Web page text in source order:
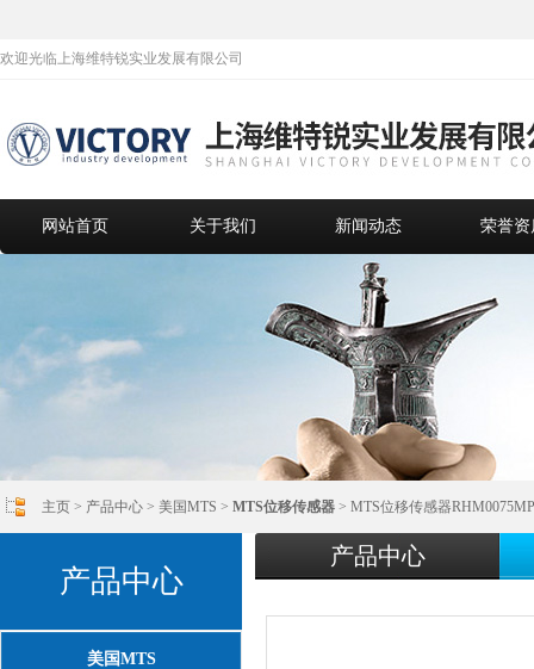
欢迎光临上海维特锐实业发展有限公司
网站首页 关于我们 新闻动态 荣誉资
主页 > 产品中心 > 美国MTS > MTS位移传感器 > MTS位移传感器
产品中心
美国MTS
产品中心